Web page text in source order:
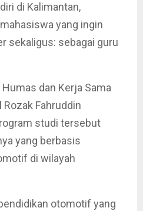
di Kalimantan,
yang ingin
sekaligus: sebagai guru
dan Kerja Sama
Rozak Fahruddin
studi tersebut
yang berbasis
di wilayah
otomotif yang